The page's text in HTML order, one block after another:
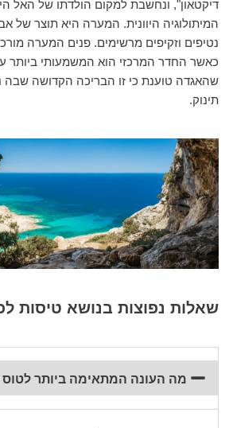
דיקטאון", ונחשבת למקום הולדתו של האל
המיתולוגיה היוונית. המערה היא תוצר של
נטיפים וזקיפים מרשימים. פנים המערה
כאשר החדר המרכזי הוא המשמעותי ביותר
שהאגדה טוענת כי זו הבריכה הקדושה שבה
תינוק.
שאלות נפוצות בנושא טיסות
מה העונה המתאימה ביותר